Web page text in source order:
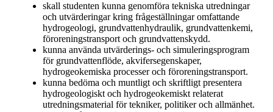
skall studenten kunna genomföra tekniska utredningar
och utvärderingar kring frågeställningar omfattande
hydrogeologi, grundvattenhydraulik, grundvattenkemi,
föroreningstransport och grundvattenskydd.
kunna använda utvärderings- och simuleringsprogram
för grundvattenflöde, akvifersegenskaper,
hydrogeokemiska processer och föroreningstransport.
kunna bedöma och muntligt och skriftligt presentera
hydrogeologiskt och hydrogeokemiskt relaterat
utredningsmaterial för tekniker, politiker och allmänhet.